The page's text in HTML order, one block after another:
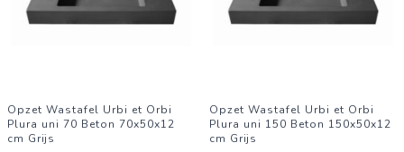
Opzet Wastafel Urbi et Orbi
Plura uni 70 Beton 70x50x12
cm Grijs
Opzet Wastafel Urbi et Orbi
Plura uni 150 Beton 150x50x12
cm Grijs